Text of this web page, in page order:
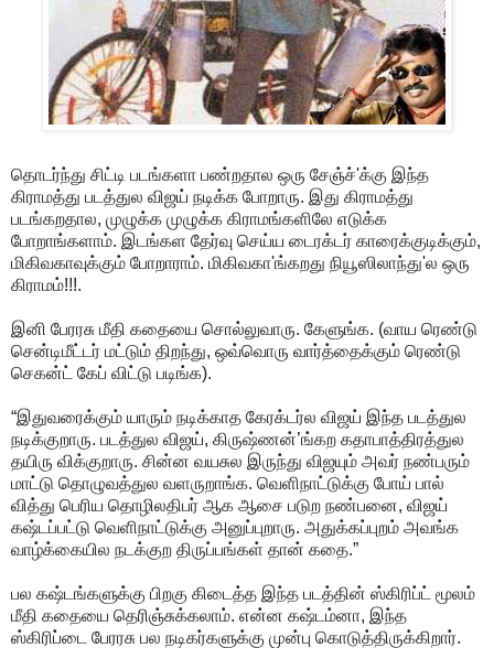
தொடர்ந்து சிட்டி படங்களா பண்றதால ஒரு சேஞ்ச்'க்கு இந்த
கிராமத்து படத்துல விஜய் நடிக்க போறாரு. இது கிராமத்து
படங்கறதால, முழுக்க முழுக்க கிராமங்களிலே எடுக்க
போறாங்களாம். இடங்கள தேர்வு செய்ய டைரக்டர் காரைக்குடிக்கும்,
மிகிவகாவுக்கும் போறாராம். மிகிவகா'ங்கறது நியூஸிலாந்து'ல ஒரு
கிராமம்!!!.
இனி பேரரசு மீதி கதையை சொல்லுவாரு. கேளுங்க. (வாய ரெண்டு
சென்டிமீட்டர் மட்டும் திறந்து, ஒவ்வொரு வார்த்தைக்கும் ரெண்டு
செகன்ட் கேப் விட்டு படிங்க).
“இதுவரைக்கும் யாரும் நடிக்காத கேரக்டர்ல விஜய் இந்த படத்துல
நடிக்குறாரு. படத்துல விஜய், கிருஷ்ணன்’ங்கற கதாபாத்திரத்துல
தயிரு விக்குறாரு. சின்ன வயசுல இருந்து விஜயும் அவர் நண்பரும்
மாட்டு தொழுவத்துல வளருறாங்க. வெளிநாட்டுக்கு போய் பால்
வித்து பெரிய தொழிலதிபர் ஆக ஆசை படுற நண்பனை, விஜய்
கஷ்டப்பட்டு வெளிநாட்டுக்கு அனுப்புறாரு. அதுக்கப்புறம் அவங்க
வாழ்க்கையில நடக்குற திருப்பங்கள் தான் கதை.”
பல கஷ்டங்களுக்கு பிறகு கிடைத்த இந்த படத்தின் ஸ்கிரிப்ட் மூலம்
மீதி கதையை தெரிஞ்சுக்கலாம். என்ன கஷ்டம்னா, இந்த
ஸ்கிரிப்டை பேரரசு பல நடிகர்களுக்கு முன்பு கொடுத்திருக்கிறார்.